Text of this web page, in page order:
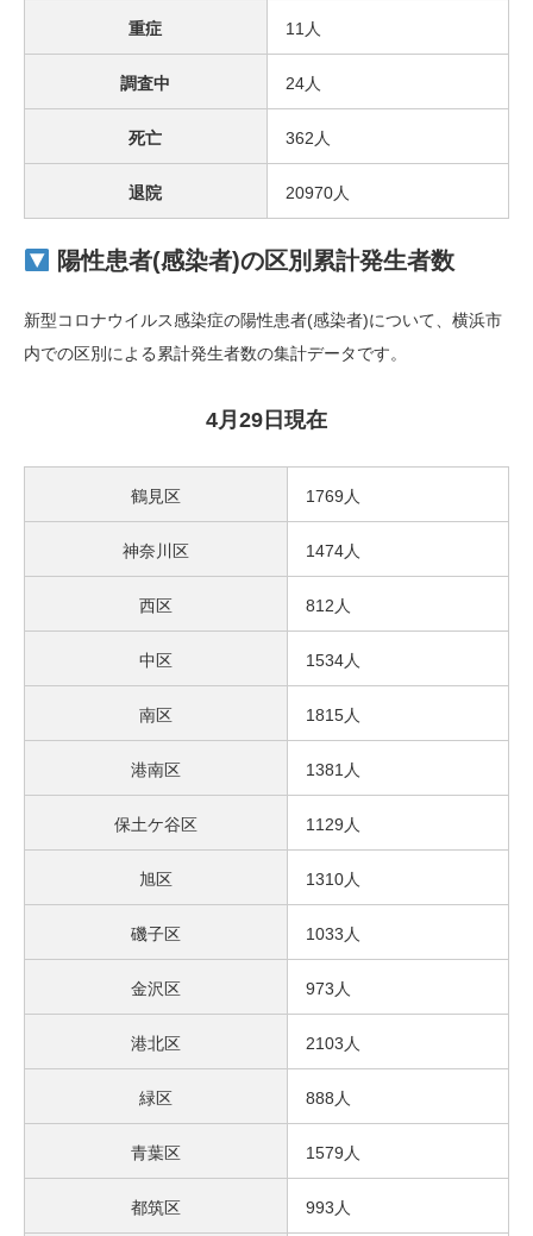
重症 11人
調査中 24人
死亡 362人
退院 20970人
陽性患者(感染者)の区別累計発生者数
新型コロナウイルス感染症の陽性患者(感染者)について、横浜市
内での区別による累計発生者数の集計データです。
4月29日現在
鶴見区 1769人
神奈川区 1474人
西区 812人
中区 1534人
南区 1815人
港南区 1381人
保土ケ谷区 1129人
旭区 1310人
磯子区 1033人
金沢区 973人
港北区 2103人
緑区 888人
青葉区 1579人
都筑区 993人